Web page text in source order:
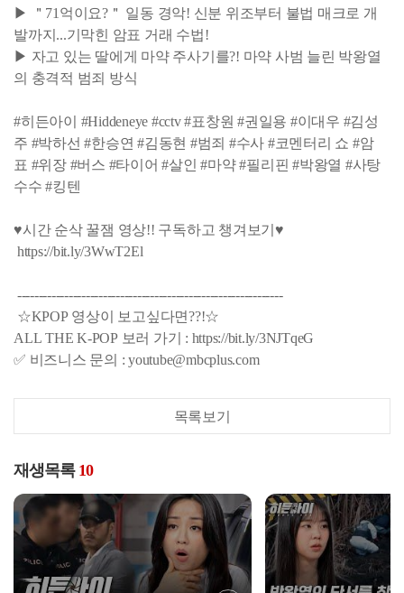
▶ ＂71억이요?＂ 일동 경악! 신분 위조부터 불법 매크로 개
발까지...기막힌 암표 거래 수법!
▶ 자고 있는 딸에게 마약 주사기를?! 마약 사범 늘린 박왕열
의 충격적 범죄 방식
#히든아이 #Hiddeneye #cctv #표창원 #권일용 #이대우 #김성
주 #박하선 #한승연 #김동현 #범죄 #수사 #코멘터리 쇼 #암
표 #위장 #버스 #타이어 #살인 #마약 #필리핀 #박왕열 #사탕
수수 #킹텐
♥시간 순삭 꿀잼 영상!! 구독하고 챙겨보기♥
https://bit.ly/3WwT2El
--------------------------------------------------------------
☆KPOP 영상이 보고싶다면??!☆
ALL THE K-POP 보러 가기 : https://bit.ly/3NJTqeG
✅ 비즈니스 문의 : youtube@mbcplus.com
목록보기
재생목록 10